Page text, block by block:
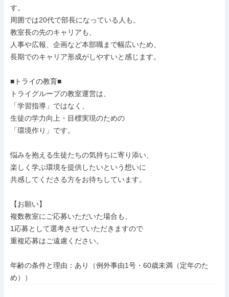
す。
周囲では20代で部長になっている人も。
教室長の先のキャリアも、
人事や広報、企画など本部職まで幅広いため、
長期でのキャリア形成がしやすいと感じます。
■トライの教育■
トライグループの教室運営は、
「学習指導」ではなく、
生徒の学力向上・目標実現のための
「環境作り」です。
悩みを抱える生徒たちの気持ちに寄り添い、
楽しく学ぶ環境を提供したいという想いに
共感してくださる方をお待ちしています。
【お願い】
複数教室にご応募いただいた場合も、
1応募として選考させていただきますので
重複応募はご遠慮ください。
年齢の条件と理由：あり（例外事由1号・60歳未満（定年のた
め））